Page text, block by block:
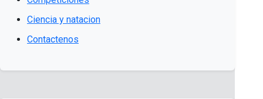
Ciencia y natacion
Contactenos